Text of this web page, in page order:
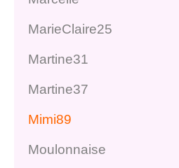
MarieClaire25
Martine31
Martine37
Mimi89
Moulonnaise